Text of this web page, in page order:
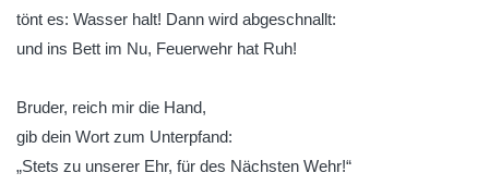
tönt es: Wasser halt! Dann wird abgeschnallt:
und ins Bett im Nu, Feuerwehr hat Ruh!
Bruder, reich mir die Hand,
gib dein Wort zum Unterpfand:
„Stets zu unserer Ehr, für des Nächsten Wehr!“